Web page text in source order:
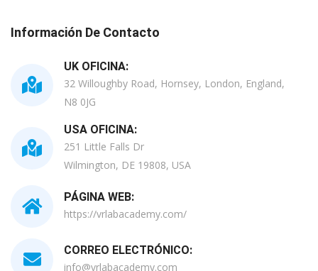
Información De Contacto
UK OFICINA:
32 Willoughby Road, Hornsey, London, England,
N8 0JG
USA OFICINA:
251 Little Falls Dr
Wilmington, DE 19808, USA
PÁGINA WEB:
https://vrlabacademy.com/
CORREO ELECTRÓNICO:
info@vrlabacademy.com